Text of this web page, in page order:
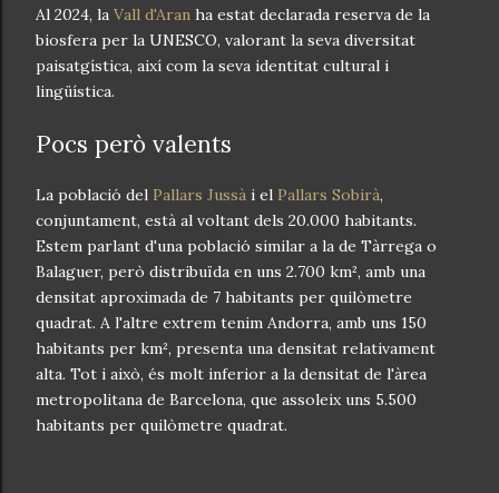
Al 2024, la Vall d'Aran ha estat declarada reserva de la
biosfera per la UNESCO, valorant la seva diversitat
paisatgística, així com la seva identitat cultural i
lingüística.
Pocs però valents
La població del Pallars Jussà i el Pallars Sobirà,
conjuntament, està al voltant dels 20.000 habitants.
Estem parlant d'una població similar a la de Tàrrega o
Balaguer, però distribuïda en uns 2.700 km², amb una
densitat aproximada de 7 habitants per quilòmetre
quadrat. A l'altre extrem tenim Andorra, amb uns 150
habitants per km², presenta una densitat relativament
alta. Tot i això, és molt inferior a la densitat de l'àrea
metropolitana de Barcelona, que assoleix uns 5.500
habitants per quilòmetre quadrat.